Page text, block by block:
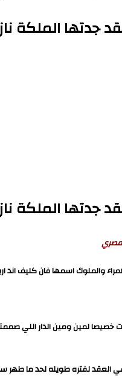
جدتها الملكة
جدتها الملكة
اسمها فان كليف اند اربيل
اتعملت خصيصا لمين ومين الدار